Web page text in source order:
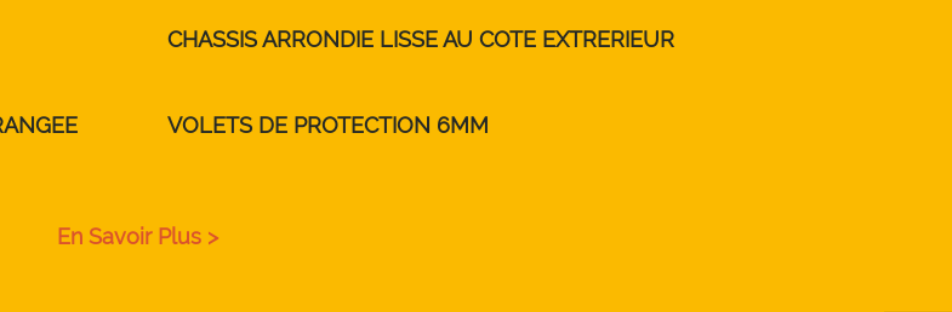
CHASSIS ARRONDIE LISSE AU COTE EXTRERIEUR
VOLETS DE PROTECTION 6MM
En Savoir Plus >